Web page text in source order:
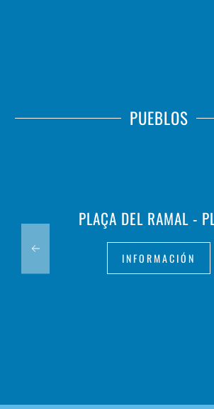
PUEBLOS
PLAÇA DEL RAMAL -
INFORMACIÓN